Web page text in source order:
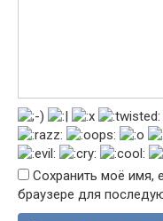
Сохранить моё имя,
браузере для